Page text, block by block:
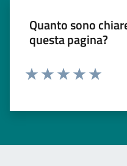
Quanto sono
questa pagina?